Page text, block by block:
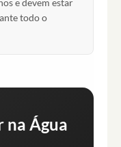
e devem estar
todo o
na Água